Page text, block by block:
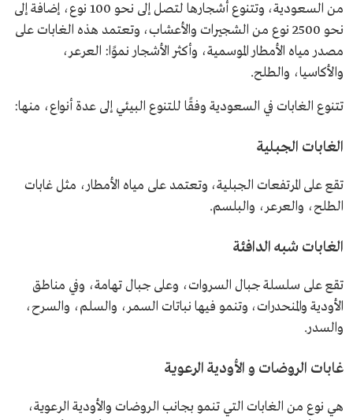
من السعودية، وتتنوع أشجارها لتصل إلى نحو 100 نوع، إضافة إلى
نحو 2500 نوع من الشجيرات والأعشاب، وتعتمد هذه الغابات على
مصدر مياه الأمطار الموسمية، وأكثر الأشجار نموًا: العرعر،
والأكاسيا، والطلح.
تتنوع الغابات في السعودية وفقًا للتنوع البيئي إلى عدة أنواع، منها:
الغابات الجبلية
تقع على المرتفعات الجبلية، وتعتمد على مياه الأمطار، مثل غابات
الطلح، والعرعر، والبلسم.
الغابات شبه الدافئة
تقع على سلسلة جبال السروات، وعلى جبال تهامة، وفي مناطق
الأودية والمنحدرات، وتنمو فيها نباتات السمر، والسلم، والسرح،
والسدر.
غابات الروضات و الأودية الرعوية
هي نوع من الغابات التي تنمو بجانب الروضات والأودية الرعوية،